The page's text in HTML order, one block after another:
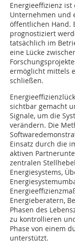
Energieeffizienz
Unternehmen und
öffentlichen Hand.
prognostiziert
tatsächlich im
eine Lücke
ermöglicht mittels
schließen.
sichtbar gemacht
Signale, um die
verändern. Die
Einsatz durch die
aktiven
zentralen
Energiesystems,
Energieberatern,
Phasen des
zu kontrollieren
Phase von einem
unterstützt.